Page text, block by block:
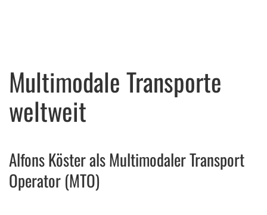
Multimodale Transporte
weltweit
Alfons Köster als Multimodaler Transport
Operator (MTO)